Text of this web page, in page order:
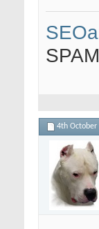
4th October